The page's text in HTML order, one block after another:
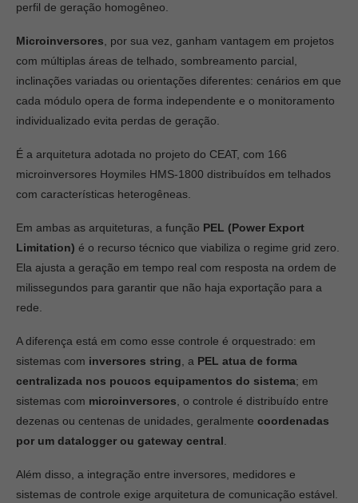
perfil de geração homogêneo.
Microinversores , por sua vez, ganham vantagem em projetos
com múltiplas áreas de telhado, sombreamento parcial,
inclinações variadas ou orientações diferentes: cenários em que
cada módulo opera de forma independente e o monitoramento
individualizado evita perdas de geração.
É a arquitetura adotada no projeto do CEAT, com 166
microinversores Hoymiles HMS-1800 distribuídos em telhados
com características heterogêneas.
Em ambas as arquiteturas, a função PEL (Power Export
Limitation) é o recurso técnico que viabiliza o regime grid zero.
Ela ajusta a geração em tempo real com resposta na ordem de
milissegundos para garantir que não haja exportação para a
rede.
A diferença está em como esse controle é orquestrado: em
sistemas com inversores string , a PEL atua de forma
centralizada nos poucos equipamentos do sistema; em
sistemas com microinversores , o controle é distribuído entre
dezenas ou centenas de unidades, geralmente coordenadas
por um datalogger ou gateway central
Além disso, a integração entre inversores, medidores e
sistemas de controle exige arquitetura de comunicação estável.